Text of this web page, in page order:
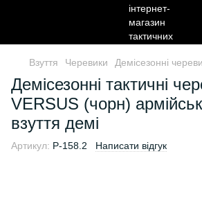
Взуття Черевики Демісезонні
Демісезонні тактичні
VERSUS (чорн)
взуття демі
Артикул: P-158.2 Написати відгук